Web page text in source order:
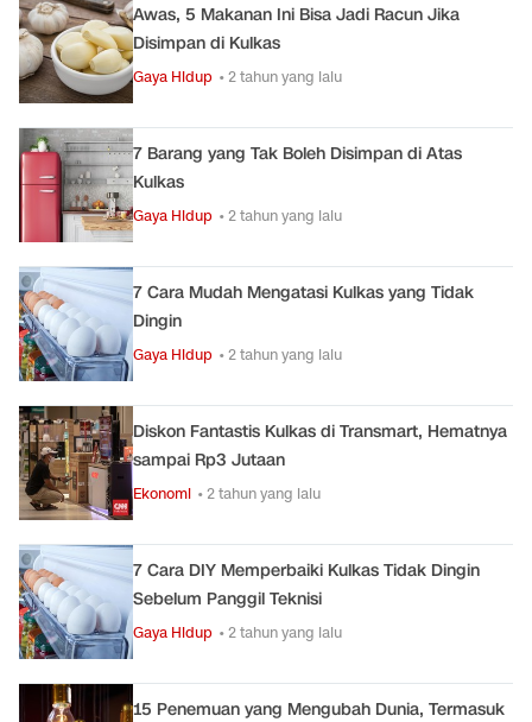
Awas, 5 Makanan Ini Bisa Jadi Racun Jika
Disimpan di Kulkas
Gaya Hidup • 2 tahun yang lalu
7 Barang yang Tak Boleh Disimpan di Atas
Kulkas
Gaya Hidup • 2 tahun yang lalu
7 Cara Mudah Mengatasi Kulkas yang Tidak
Dingin
Gaya Hidup • 2 tahun yang lalu
Diskon Fantastis Kulkas di Transmart, Hematnya
sampai Rp3 Jutaan
Ekonomi • 2 tahun yang lalu
7 Cara DIY Memperbaiki Kulkas Tidak Dingin
Sebelum Panggil Teknisi
Gaya Hidup • 2 tahun yang lalu
15 Penemuan yang Mengubah Dunia, Termasuk